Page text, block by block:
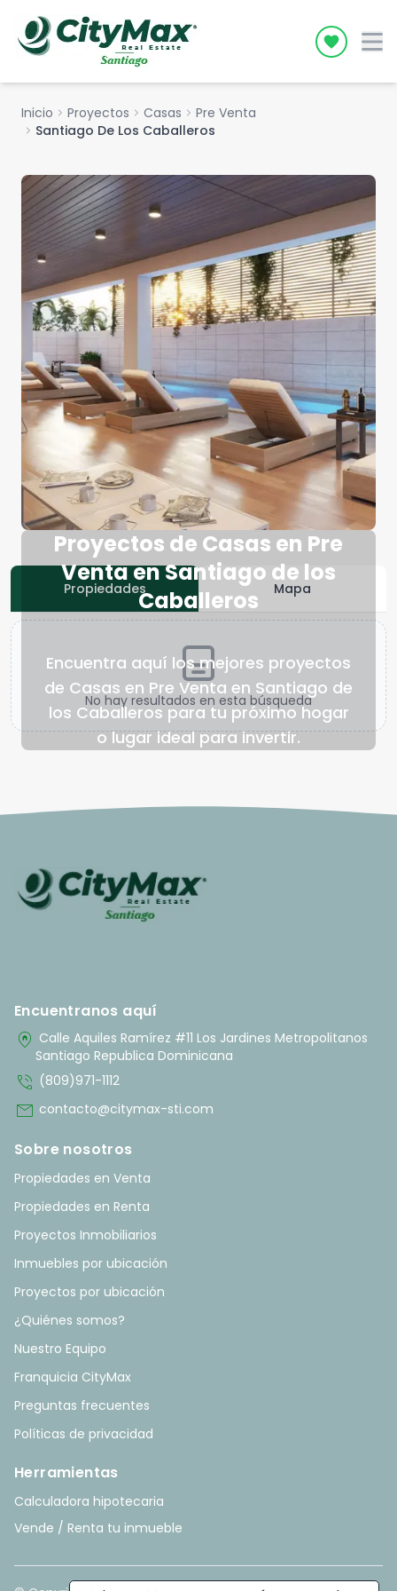
Icon
Inicio chevron_right Proyectos chevron_right Casas chevron_right Pre Venta
chevron_right Santiago De Los Caballeros
Proyectos de Casas en Pre
Venta en Santiago de los
Caballeros
Encuentra aquí los mejores proyectos
de Casas en Pre Venta en Santiago de
los Caballeros para tu próximo hogar
o lugar ideal para invertir.
Propiedades Mapa
No hay resultados en esta búsqueda
Encuentranos aquí
home_pin Calle Aquiles Ramírez #11 Los Jardines Metropolitanos
Santiago Republica Dominicana
phone_in_talk (809)971-1112
mail contacto@citymax-sti.com
Sobre nosotros
Propiedades en Venta
Propiedades en Renta
Proyectos Inmobiliarios
Inmuebles por ubicación
Proyectos por ubicación
¿Quiénes somos?
Nuestro Equipo
Franquicia CityMax
Preguntas frecuentes
Políticas de privacidad
Herramientas
Calculadora hipotecaria
Vende / Renta tu inmueble